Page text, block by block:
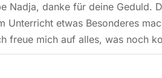
Nadja, danke für deine Geduld.
etwas Besonderes
freue mich auf alles, was noch